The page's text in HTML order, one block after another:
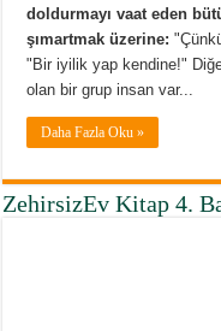
doldurmayı vaat eden
şımartmak üzerine:
"Bir iyilik yap kendine!"
olan bir grup insan var...
Daha Fazla Oku »
ZehirsizEv Kitap 4.